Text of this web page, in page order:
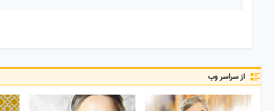
از سراسر وب